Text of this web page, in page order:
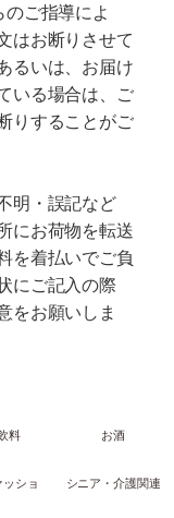
ご指導によ
はお断りさせて
るいは、お届け
いる場合は、ご
りすることがご
明・誤記など
にお荷物を転送
を着払いでご負
にご記入の際
をお願いしま
料 お酒
ショ
シニア・介護関連